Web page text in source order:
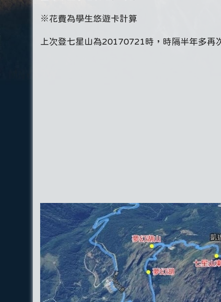
※花費為學生悠遊卡計算
上次登七星山為20170721時，時隔半年多再